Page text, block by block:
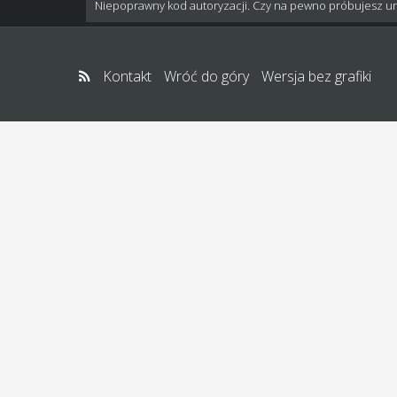
Niepoprawny kod autoryzacji. Czy na pewno próbujesz
Kontakt Wróć do góry Wersja bez grafiki